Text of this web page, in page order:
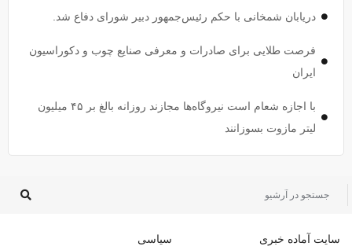
دریابان شمخانی با حکم رئیس‌جمهور دبیر شورای دفاع شد.
فرصت طلایی برای صادرات و معرفی صنایع چوب و دکوراسیون
ایران
با اجازه شعام است نیروگاه‌ها مجازند روزانه بالغ بر ۴۵ میلیون
لیتر مازوت بسوزانند
سایت آماده خبری سیاسی